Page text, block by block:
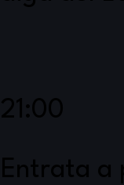
21:00
Entrata a